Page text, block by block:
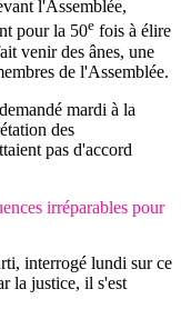
l'Assemblée,
pour la 50e fois à élire
venir des ânes, une
de l'Assemblée.
mardi à la
des
pas d'accord
irréparables pour
interrogé lundi sur ce
la justice, il s'est